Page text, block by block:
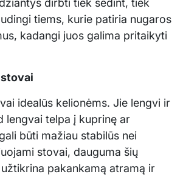
dirbti tiek sėdint, tiek
tiems, kurie patiria nugaros
kadangi juos galima pritaikyti
idealūs kelionėms. Jie lengvi ir
lengvai telpa į kuprinę ar
būti mažiau stabilūs nei
stovai, dauguma šių
pakankamą atramą ir